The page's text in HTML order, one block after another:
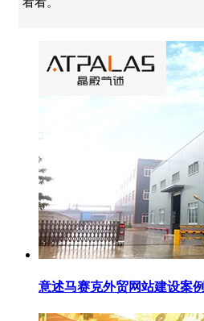
意述马赛克外贸网站建设案例